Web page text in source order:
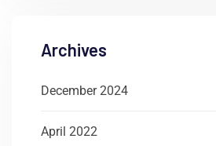
Archives
December 2024
April 2022